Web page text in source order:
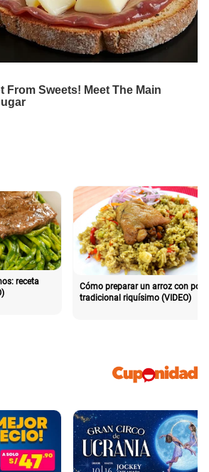
receta
Cómo preparar un arroz con pollo
tradicional riquísimo (VIDEO)